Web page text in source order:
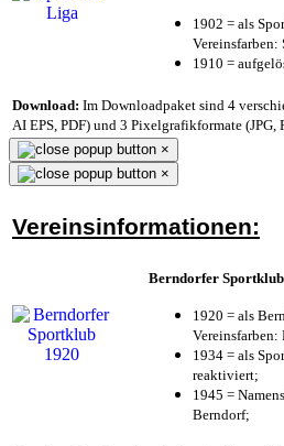
1902 = als
Vereinsfarben:
1910 =
Download: Im Downloadpaket sind 4
AI EPS, PDF) und 3 Pixelgrafikformate (JPG,
×
×
Vereinsinformationen:
Berndorfer Sportklub
1920 = als
Vereinsfarben:
1934 = als
reaktiviert;
1945 =
Berndorf;